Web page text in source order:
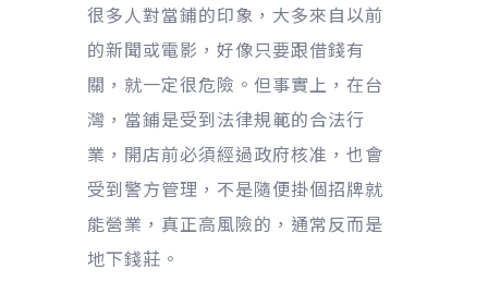
很多人對當鋪的印象，大多來自以前
的新聞或電影，好像只要跟借錢有
關，就一定很危險。但事實上，在台
灣，當鋪是受到法律規範的合法行
業，開店前必須經過政府核准，也會
受到警方管理，不是隨便掛個招牌就
能營業，真正高風險的，通常反而是
地下錢莊。